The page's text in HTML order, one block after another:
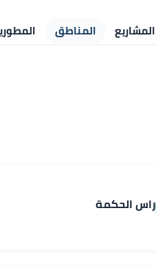
المشاريع المناطق
راس الحكمة